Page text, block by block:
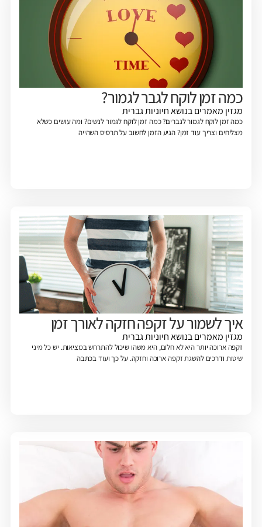
כמה זמן לוקח לגבר לגמור?
מגזין מאמרים בנושא חיוניות גברית
כמה זמן לוקח לגמור לגברים? כמה זמן לוקח לגמור לנשים? ומה עושים כשלא
מצליחים וצריך עוד זמן? הגיע הזמן לחשוב על תרסיס השהייה
איך לשמור על זקפה חזקה לאורך זמן
מגזין מאמרים בנושא חיוניות גברית
זקפה ארוכה יותר היא לא חלום, היא משהו שיכול להתרחש במציאות. יש כל מיני
שיטות ודרכים להשגת זקפה ארוכה וחזקה. על כך ועוד בכתבה